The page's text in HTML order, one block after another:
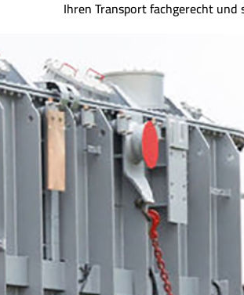
Ihren Transport fachgerecht